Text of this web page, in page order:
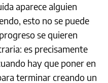
aparece alguien
esto no se puede
se quieren
es precisamente
hay que poner en
terminar creando un